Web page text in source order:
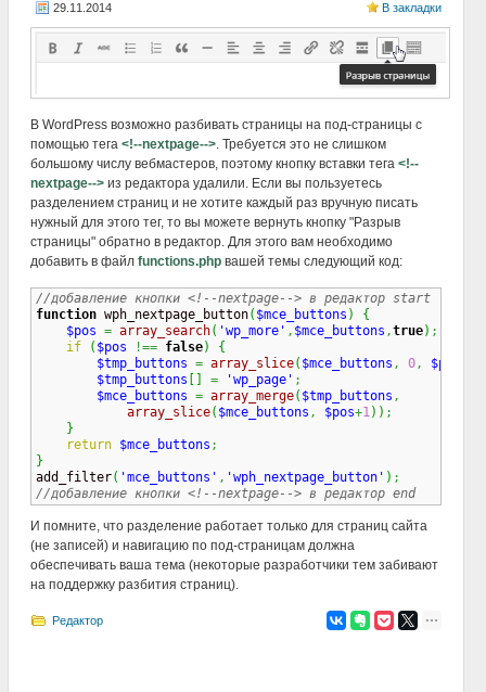
В закладки
В WordPress возможно разбивать страницы на под-страницы с
помощью тега <!--nextpage-->. Требуется это не слишком
большому числу вебмастеров, поэтому кнопку вставки тега <!--
nextpage-->из редактора удалили. Если вы пользуетесь
разделением страниц и не хотите каждый раз вручную писать
нужный для этого тег, то вы можете вернуть кнопку "Разрыв
страницы" обратно в редактор. Для этого вам необходимо
добавить в файл functions.phpвашей темы следующий код:
//добавление кнопки <!--nextpage--> в редактор start
function wph_nextpage_button( $mce_buttons )
{
$pos = array_search( 'wp_more' , $mce_buttons ,true) ;
if
( $pos !== false)
{
$tmp_buttons = array_slice( $mce_buttons , 0, $pos
$tmp_buttons
= 'wp_page' ;
$mce_buttons = array_merge( $tmp_buttons ,
array_slice( $mce_buttons , $pos+1) ) ;
}
return $mce_buttons ;
}
add_filter( 'mce_buttons' , 'wph_nextpage_button' ) ;
//добавление кнопки <!--nextpage--> в редактор end
И помните, что разделение работает только для страниц сайта
(не записей) и навигацию по под-страницам должна
обеспечивать ваша тема (некоторые разработчики тем забивают
на поддержку разбития страниц).
Редактор